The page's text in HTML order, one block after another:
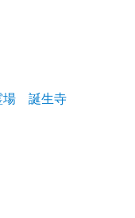
場 誕生寺